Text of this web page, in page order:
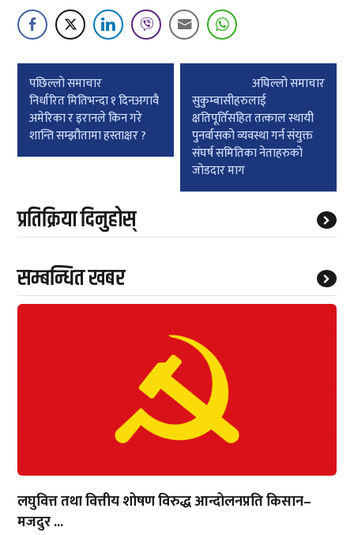
Post
navigation
पछिल्लाे समाचार
निर्धारित मितिभन्दा १ दिनअगावै
अमेरिका र इरानले किन गरे
शान्ति सम्झौतामा हस्ताक्षर ?
अघिल्लाे समाचार
सुकुम्बासीहरुलाई
क्षतिपूर्तिसहित तत्काल स्थायी
पुनर्वासको व्यवस्था गर्न संयुक्त
संघर्ष समितिका नेताहरुको
जोडदार माग
प्रतिक्रिया दिनुहोस्
सम्बन्धित खबर
लघुवित्त तथा वित्तीय शोषण विरुद्ध आन्दोलनप्रति किसान–
मजदुर ...